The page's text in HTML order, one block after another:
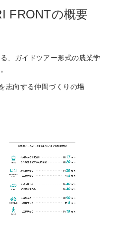
FRONTの概要
、ガイドツアー形式の農業学
志向する仲間づくりの場